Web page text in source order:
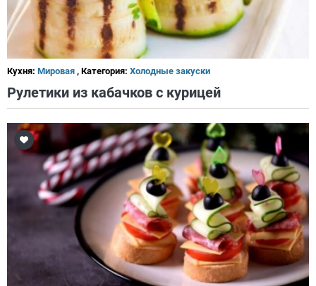
Кухня: Мировая , Категория: Холодные закуски
Рулетики из кабачков с курицей